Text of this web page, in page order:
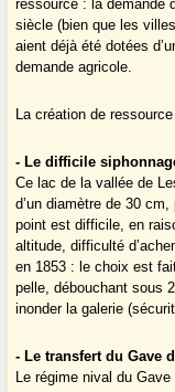
ressource : la demande
siècle (bien que les
aient déjà été dotées
demande agricole.
La création de
- Le difficile
Ce lac de la vallée de
d’un diamètre de 30
point est difficile, en
altitude, difficulté
en 1853 : le choix est
pelle, débouchant sous
inonder la galerie
- Le transfert du Gave
Le régime nival du